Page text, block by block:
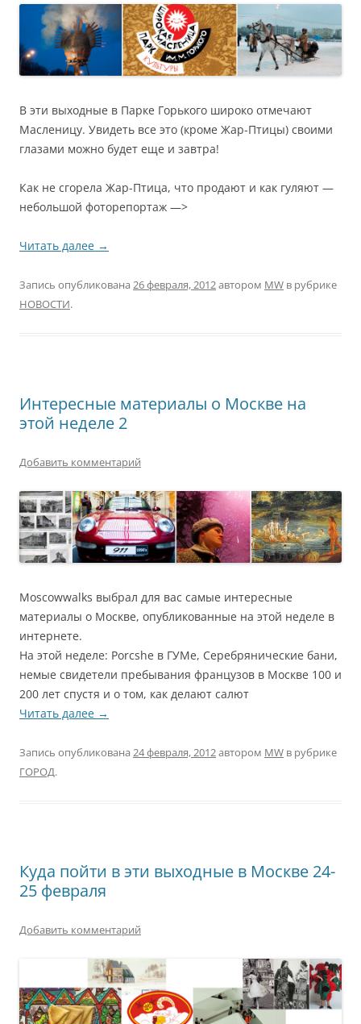
В эти выходные в Парке Горького широко отмечают
Масленицу. Увидеть все это (кроме Жар-Птицы) своими
глазами можно будет еще и завтра!
Как не сгорела Жар-Птица, что продают и как гуляют —
небольшой фоторепортаж —>
Читать далее →
Запись опубликована 26 февраля, 2012автором MW в рубрике
НОВОСТИ.
Интересные материалы о Москве на
этой неделе 2
Добавить комментарий
Moscowwalks выбрал для вас самые интересные
материалы о Москве, опубликованные на этой неделе в
интернете.
На этой неделе: Porcshe в ГУМе, Серебрянические бани,
немые свидетели пребывания французов в Москве 100 и
200 лет спустя и о том, как делают салют
Читать далее →
Запись опубликована 24 февраля, 2012автором MW в рубрике
ГОРОД.
Куда пойти в эти выходные в Москве 24-
25 февраля
Добавить комментарий